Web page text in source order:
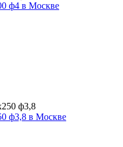
ф4 в Москве
ф3,8 в Москве